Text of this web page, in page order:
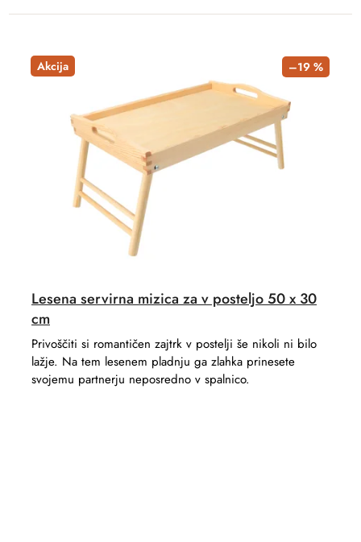
Akcija –19 %
Lesena servirna mizica za v posteljo 50 x 30
cm
Privoščiti si romantičen zajtrk v postelji še nikoli ni bilo
lažje. Na tem lesenem pladnju ga zlahka prinesete
svojemu partnerju neposredno v spalnico.